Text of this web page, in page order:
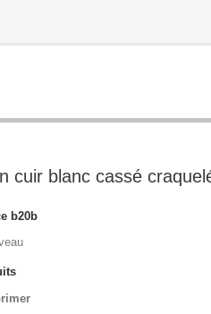
cuir blanc cassé
b20b